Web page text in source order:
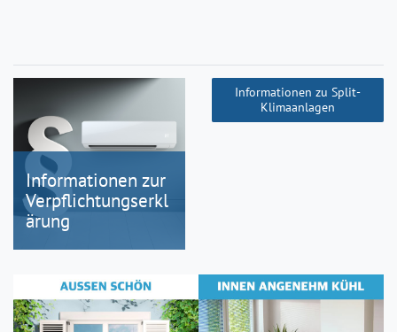
Informationen zur
Verpflichtungserkl
ärung
Informationen zu Split-
Klimaanlagen